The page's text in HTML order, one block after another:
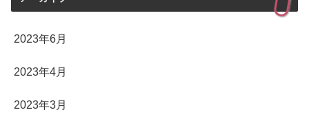
2023年6月
2023年4月
2023年3月